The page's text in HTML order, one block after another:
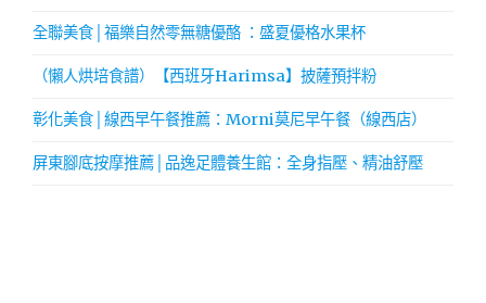
全聯美食│福樂自然零無糖優酪 ：盛夏優格水果杯
（懶人烘培食譜）【西班牙Harimsa】披薩預拌粉
彰化美食│線西早午餐推薦：Morni莫尼早午餐（線西店）
屏東腳底按摩推薦│品逸足體養生館：全身指壓、精油舒壓